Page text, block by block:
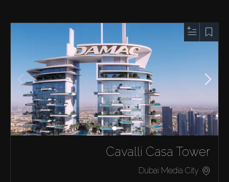
Cavalli Casa Tower
Dubai Media City